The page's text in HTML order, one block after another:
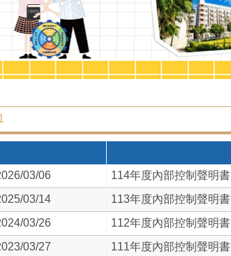
03/06
114年度內部控制聲明書
03/14
113年度內部控制聲明書
03/26
112年度內部控制聲明書
03/27
111年度內部控制聲明書